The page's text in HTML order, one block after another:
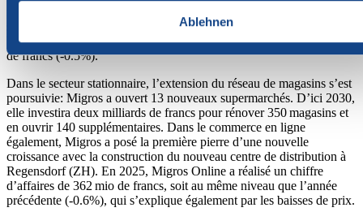
Ablehnen
supermarchés Migros, Migros Online et les formats de distribution
VOI et des partenaires M ont réalisé un chiffre d’affaires de 12.7 mia
de francs (-0.5%).
Dans le secteur stationnaire, l’extension du réseau de magasins s’est
poursuivie: Migros a ouvert 13 nouveaux supermarchés. D’ici 2030,
elle investira deux milliards de francs pour rénover 350 magasins et
en ouvrir 140 supplémentaires. Dans le commerce en ligne
également, Migros a posé la première pierre d’une nouvelle
croissance avec la construction du nouveau centre de distribution à
Regensdorf (ZH). En 2025, Migros Online a réalisé un chiffre
d’affaires de 362 mio de francs, soit au même niveau que l’année
précédente (-0.6%), qui s’explique également par les baisses de prix.